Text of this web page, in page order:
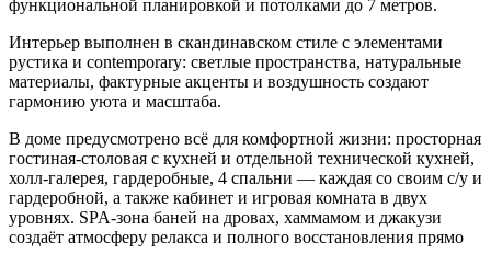
функциональной планировкой и потолками до 7 метров.
Интерьер выполнен в скандинавском стиле с элементами
рустика и contemporary: светлые пространства, натуральные
материалы, фактурные акценты и воздушность создают
гармонию уюта и масштаба.
В доме предусмотрено всё для комфортной жизни: просторная
гостиная-столовая с кухней и отдельной технической кухней,
холл-галерея, гардеробные, 4 спальни — каждая со своим с/у и
гардеробной, а также кабинет и игровая комната в двух
уровнях. SPA-зона баней на дровах, хаммамом и джакузи
создаёт атмосферу релакса и полного восстановления прямо